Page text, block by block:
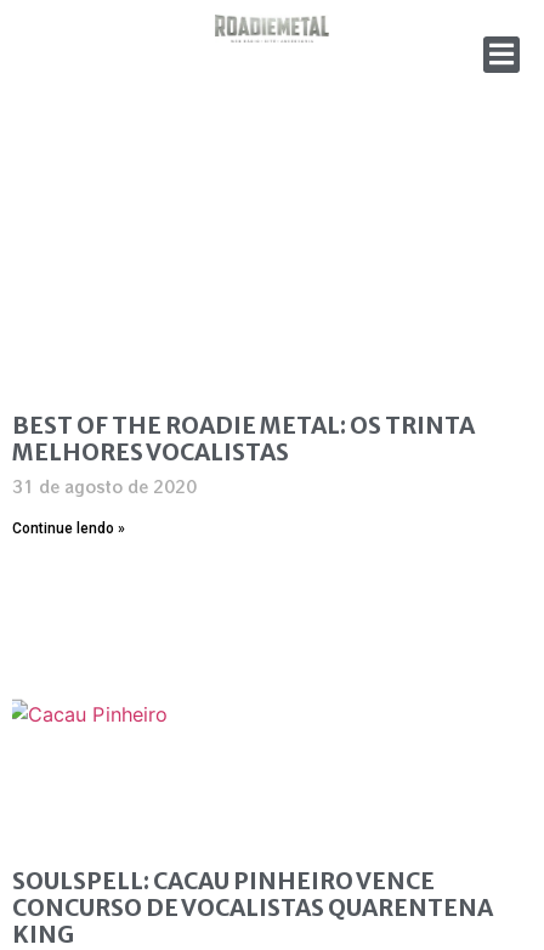
BEST OF THE ROADIE METAL: OS TRINTA
MELHORES VOCALISTAS
31 de agosto de 2020
Continue lendo »
SOULSPELL: CACAU PINHEIRO VENCE
CONCURSO DE VOCALISTAS QUARENTENA
KING